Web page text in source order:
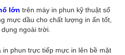
lớn trên máy in phun kỹ thuật số
mực dầu cho chất lượng in ấn tốt,
ngoài trời.
in phun trực tiếp mực in lên bề mặt